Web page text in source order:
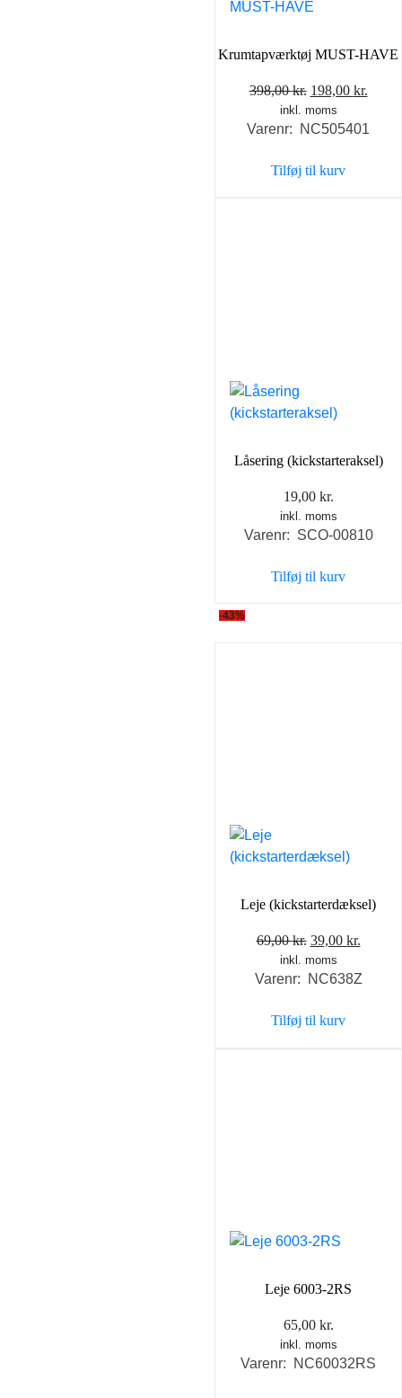
Krumtapværktøj MUST-HAVE
398,00kr. Den
oprindelige
pris
398,00 kr..
198,00 kr.
pris
inkl. moms
Varenr: NC505401
Tilføj til kurv
Låsering (kickstarteraksel)
19,00 kr.
inkl. moms
Varenr: SCO-00810
Tilføj til kurv
-43%
Leje (kickstarterdæksel)
69,00kr. Den
oprindelige
pris
69,00 kr..
39,00 kr.
pris
inkl. moms
Varenr: NC638Z
Tilføj til kurv
Leje 6003-2RS
65,00 kr.
inkl. moms
Varenr: NC60032RS